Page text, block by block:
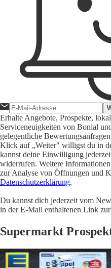
Erhalte Angebote, Prospekte,
Serviceneuigkeiten von Bonial
gelegentliche
Klick auf „Weiter" willigst du in
kannst deine Einwilligung
widerrufen. Weitere
zur Analyse von Öffnungen und
Datenschutzerklärung.
Du kannst dich jederzeit vom
in der E-Mail enthaltenen Link
Supermarkt